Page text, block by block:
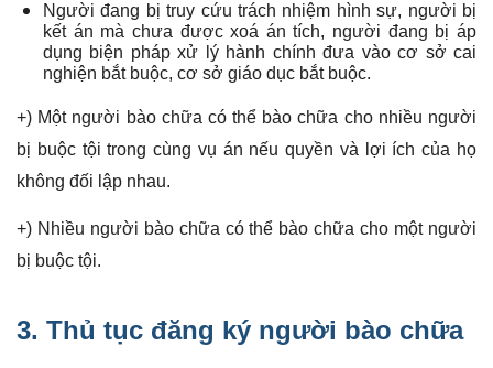
Người đang bị truy cứu trách nhiệm hình sự, người bị
kết án mà chưa được xoá án tích, người đang bị áp
dụng biện pháp xử lý hành chính đưa vào cơ sở cai
nghiện bắt buộc, cơ sở giáo dục bắt buộc.
+) Một người bào chữa có thể bào chữa cho nhiều người
bị buộc tội trong cùng vụ án nếu quyền và lợi ích của họ
không đối lập nhau.
+) Nhiều người bào chữa có thể bào chữa cho một người
bị buộc tội.
3. Thủ tục đăng ký người bào chữa